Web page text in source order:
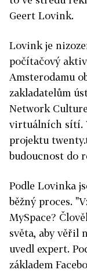
Geert Lovink.
Lovink je
počítačový
Amsterodamu
zakladatelům
Network
virtuálních sítí.
projektu
budoucnost do
Podle Lovinka
běžný proces.
MySpace?
světa, aby věřil
uvedl expert.
základem